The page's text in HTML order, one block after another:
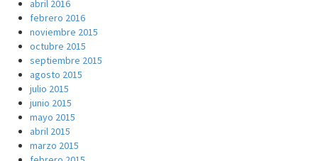
abril 2016
febrero 2016
noviembre 2015
octubre 2015
septiembre 2015
agosto 2015
julio 2015
junio 2015
mayo 2015
abril 2015
marzo 2015